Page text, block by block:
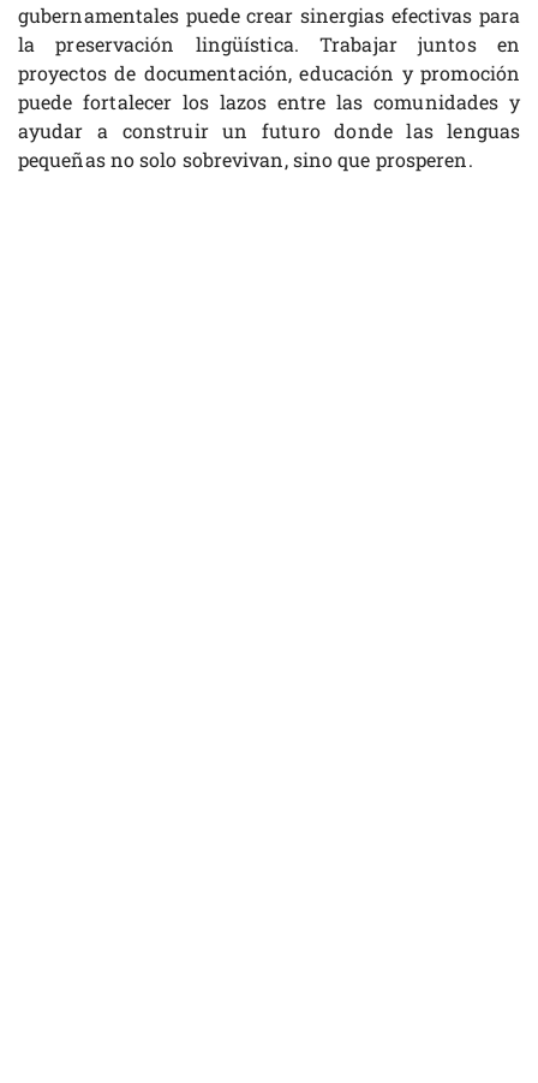
gubernamentales puede crear sinergias efectivas para
la preservación lingüística. Trabajar juntos en
proyectos de documentación, educación y promoción
puede fortalecer los lazos entre las comunidades y
ayudar a construir un futuro donde las lenguas
pequeñas no solo sobrevivan, sino que prosperen.